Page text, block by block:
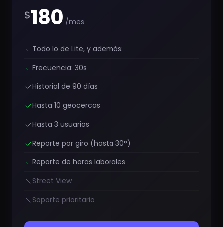
$180 /mes
Todo lo de Lite, y además:
Frecuencia: 30s
Historial de 90 días
Hasta 10 geocercas
Hasta 3 usuarios
Reporte por giro (hasta 30°)
Reporte de horas laborales
Street View
Soporte prioritario